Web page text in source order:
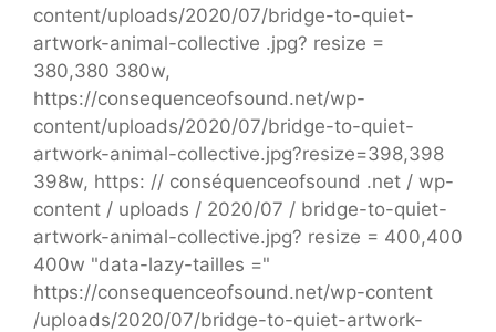
content/uploads/2020/07/bridge-to-quiet-
artwork-animal-collective .jpg? resize =
380,380 380w,
https://consequenceofsound.net/wp-
content/uploads/2020/07/bridge-to-quiet-
artwork-animal-collective.jpg?resize=398,398
398w, https: // conséquenceofsound .net / wp-
content / uploads / 2020/07 / bridge-to-quiet-
artwork-animal-collective.jpg? resize = 400,400
400w "data-lazy-tailles ="
https://consequenceofsound.net/wp-content
/uploads/2020/07/bridge-to-quiet-artwork-